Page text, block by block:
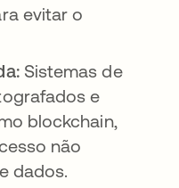
evitar o
Sistemas de
e
blockchain,
não
dados.